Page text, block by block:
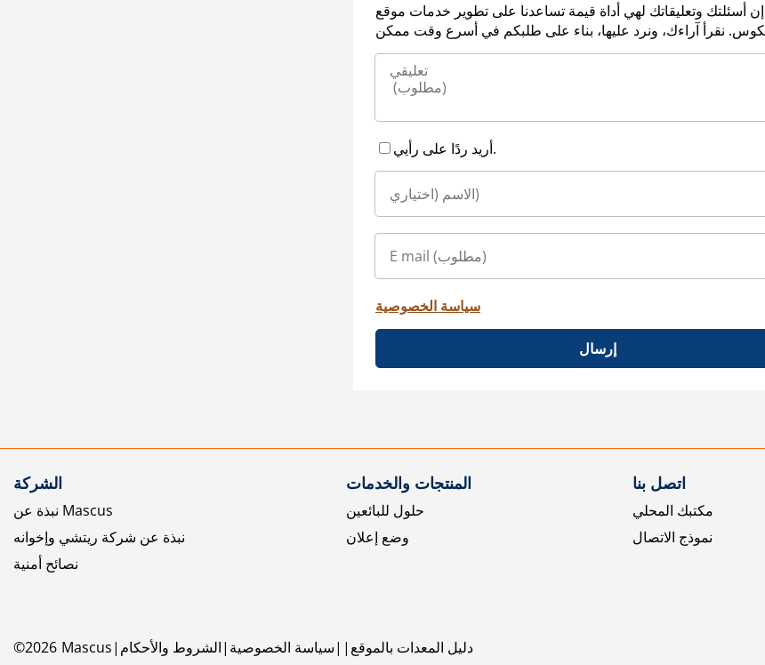
إن أسئلتك وتعليقاتك لهي أداة قيمة تساعدنا على تطوير خدمات موقع
أريد ردًا على رأيي.
سياسة الخصوصية
إرسال
الشركة
نبذة عن Mascus
نبذة عن شركة ريتشي وإخوانه
نصائح أمنية
المنتجات والخدمات
حلول للبائعين
وضع إعلان
اتصل بنا
مكتبك المحلي
نموذج الاتصال
©2026 Mascus الشروط والأحكام سياسة الخصوصية دليل المعدات بالموقع